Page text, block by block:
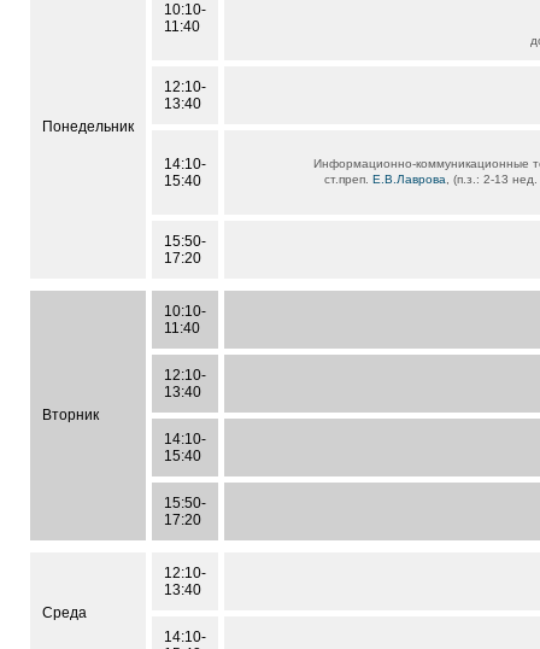
Понедельник
10:10-
11:40
12:10-
13:40
14:10-
15:40
Информационно-коммуникационные
ст.преп.Е.В.Лаврова , (п.з.: 2-13
15:50-
17:20
Вторник
10:10-
11:40
12:10-
13:40
14:10-
15:40
15:50-
17:20
Среда
12:10-
13:40
14:10-